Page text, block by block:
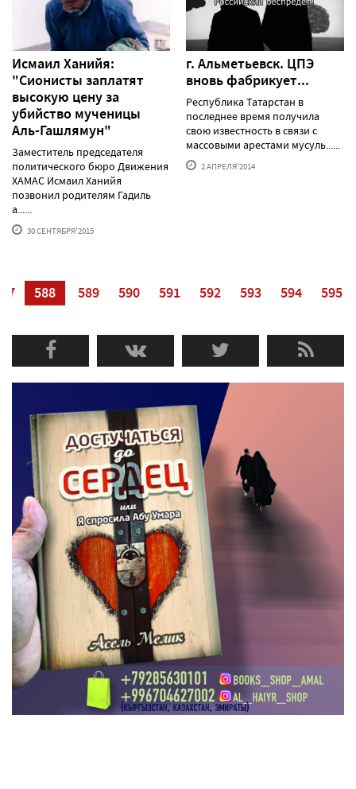
Исмаил Ханийя:
"Сионисты заплатят
высокую цену за
убийство мученицы
Аль-Гашлямун"
Заместитель председателя
политического бюро Движения
ХАМАС Исмаил Ханийя
позвонил родителям Гадиль
а......
30 СЕНТЯБРЯ'2015
г. Альметьевск. ЦПЭ
вновь фабрикует...
Республика Татарстан в
последнее время получила
свою известность в связи с
массовыми арестами мусуль......
2 АПРЕЛЯ'2014
588 589 590 591 592 593 594 595